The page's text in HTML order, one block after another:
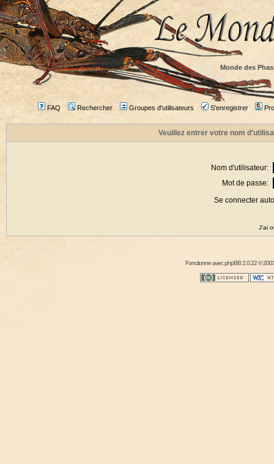
Monde des
FAQ Rechercher Groupes d'utilisateurs S'enregistrer
Veuillez entrer votre nom
Nom d'utilisateur:
Mot de passe:
Se connecter
J'ai
Fonctionne avecphpBB2.0.22 ©